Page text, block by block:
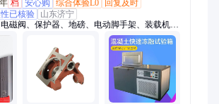
档 安心购 综合体验L0
回复及时
已核验
山东济宁
磁阀、保护器、地磅、电动脚手架、装载机电
、砌筑升降平台、光伏板升降机、内撑吊具、混
机、研磨机、裁切机、平移门电机、超市防盗
滑移机、消防机器人、农业打药机、履带底盘、